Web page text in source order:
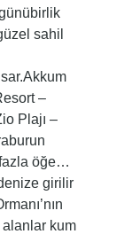
sahil
–
Plajı –
fazla öğe…
girilir
alanlar kum